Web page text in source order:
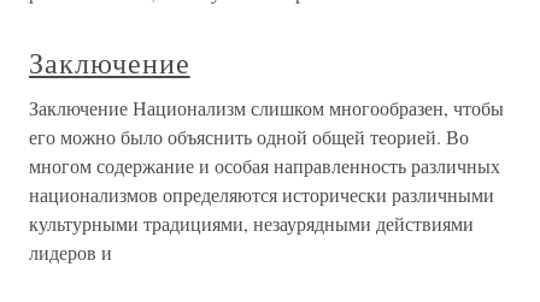
Заключение
Заключение Национализм слишком многообразен, чтобы
его можно было объяснить одной общей теорией. Во
многом содержание и особая направленность различных
национализмов определяются исторически различными
культурными традициями, незаурядными действиями
лидеров и